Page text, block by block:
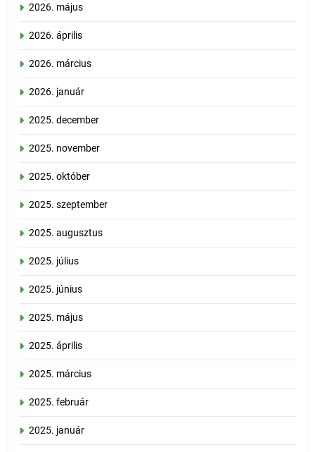
2026. május
2026. április
2026. március
2026. január
2025. december
2025. november
2025. október
2025. szeptember
2025. augusztus
2025. július
2025. június
2025. május
2025. április
2025. március
2025. február
2025. január